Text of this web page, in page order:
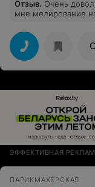
Отзыв. Очень
мне мелирование
восхитительно!!!
ЭФФЕКТИВНАЯ
ПАРИКМАХЕРСКАЯ